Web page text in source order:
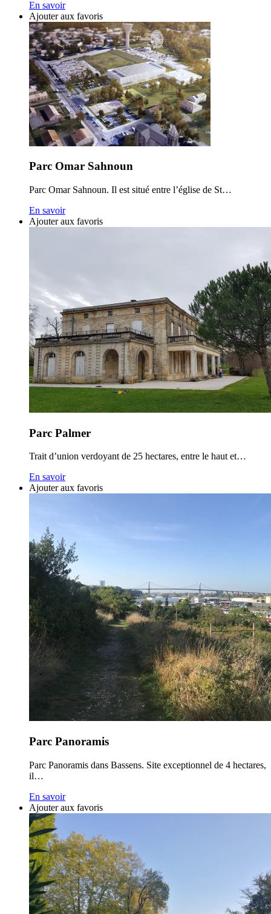
En savoir
Ajouter aux favoris
Parc Omar Sahnoun
Parc Omar Sahnoun. Il est situé entre l’église de St…
En savoir
Ajouter aux favoris
Parc Palmer
Trait d’union verdoyant de 25 hectares, entre le haut et…
En savoir
Ajouter aux favoris
Parc Panoramis
Parc Panoramis dans Bassens. Site exceptionnel de 4 hectares,
il…
En savoir
Ajouter aux favoris